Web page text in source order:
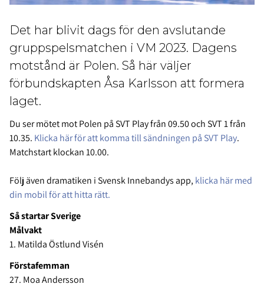
Det har blivit dags för den avslutande
gruppspelsmatchen i VM 2023. Dagens
motstånd är Polen. Så här väljer
förbundskapten Åsa Karlsson att formera
laget.
Du ser mötet mot Polen på SVT Play från 09.50 och SVT 1 från
10.35. Klicka här för att komma till sändningen på SVT Play.
Matchstart klockan 10.00.
Följ även dramatiken i Svensk Innebandys app, klicka här med
din mobil för att hitta rätt.
Så startar Sverige
Målvakt
1. Matilda Östlund Visén
Förstafemman
27. Moa Andersson